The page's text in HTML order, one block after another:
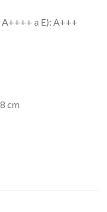
a E): A+++
cm